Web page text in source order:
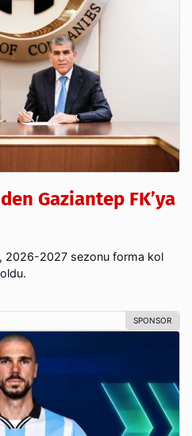
Gaziantep FK’ya
2026-2027 sezonu forma kol